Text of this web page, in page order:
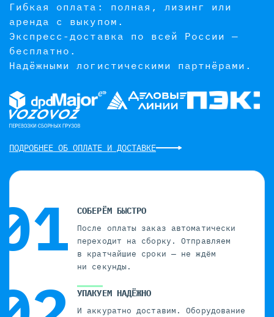
Гибкая оплата: полная, лизинг или
аренда с выкупом.
Экспресс-доставка по всей России —
бесплатно.
Надёжными логистическими партнёрами.
ПОДРОБНЕЕ ОБ ОПЛАТЕ И ДОСТАВКЕ
СОБЕРЁМ БЫСТРО
После оплаты заказ автоматически
переходит на сборку. Отправляем
в кратчайшие сроки — не ждём
ни секунды.
УПАКУЕМ НАДЁЖНО
И аккуратно доставим. Оборудование